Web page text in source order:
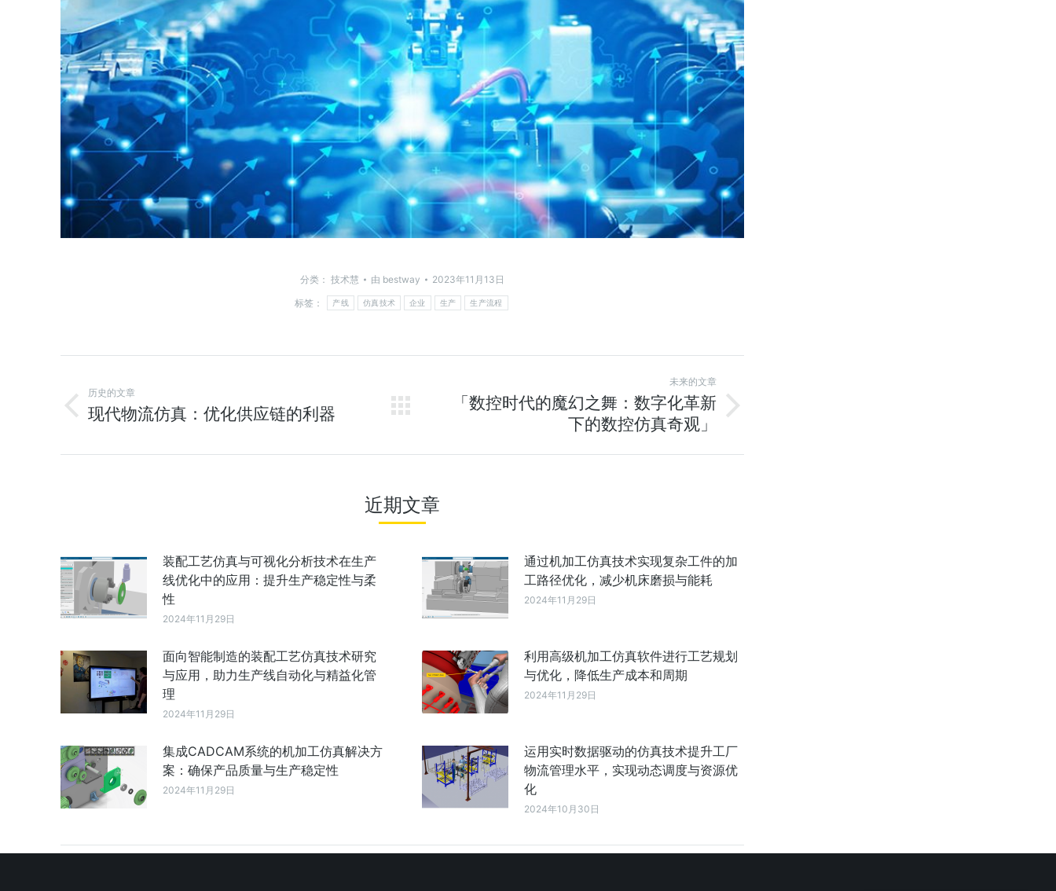
分类： 技术慧 由 bestway
2023年11月13日
标签：
产线 仿真技术 企业 生产 生产流程
历史的文章
现代物流仿真：优化供应链的利器
未来的文章
「数控时代的魔幻之舞：数字化革新
下的数控仿真奇观」
近期文章
装配工艺仿真与可视化分析技术在生产
线优化中的应用：提升生产稳定性与柔
性
2024年11月29日
通过机加工仿真技术实现复杂工件的加
工路径优化，减少机床磨损与能耗
2024年11月29日
面向智能制造的装配工艺仿真技术研究
与应用，助力生产线自动化与精益化管
理
2024年11月29日
利用高级机加工仿真软件进行工艺规划
与优化，降低生产成本和周期
2024年11月29日
集成CADCAM系统的机加工仿真解决方
案：确保产品质量与生产稳定性
2024年11月29日
运用实时数据驱动的仿真技术提升工厂
物流管理水平，实现动态调度与资源优
化
2024年10月30日